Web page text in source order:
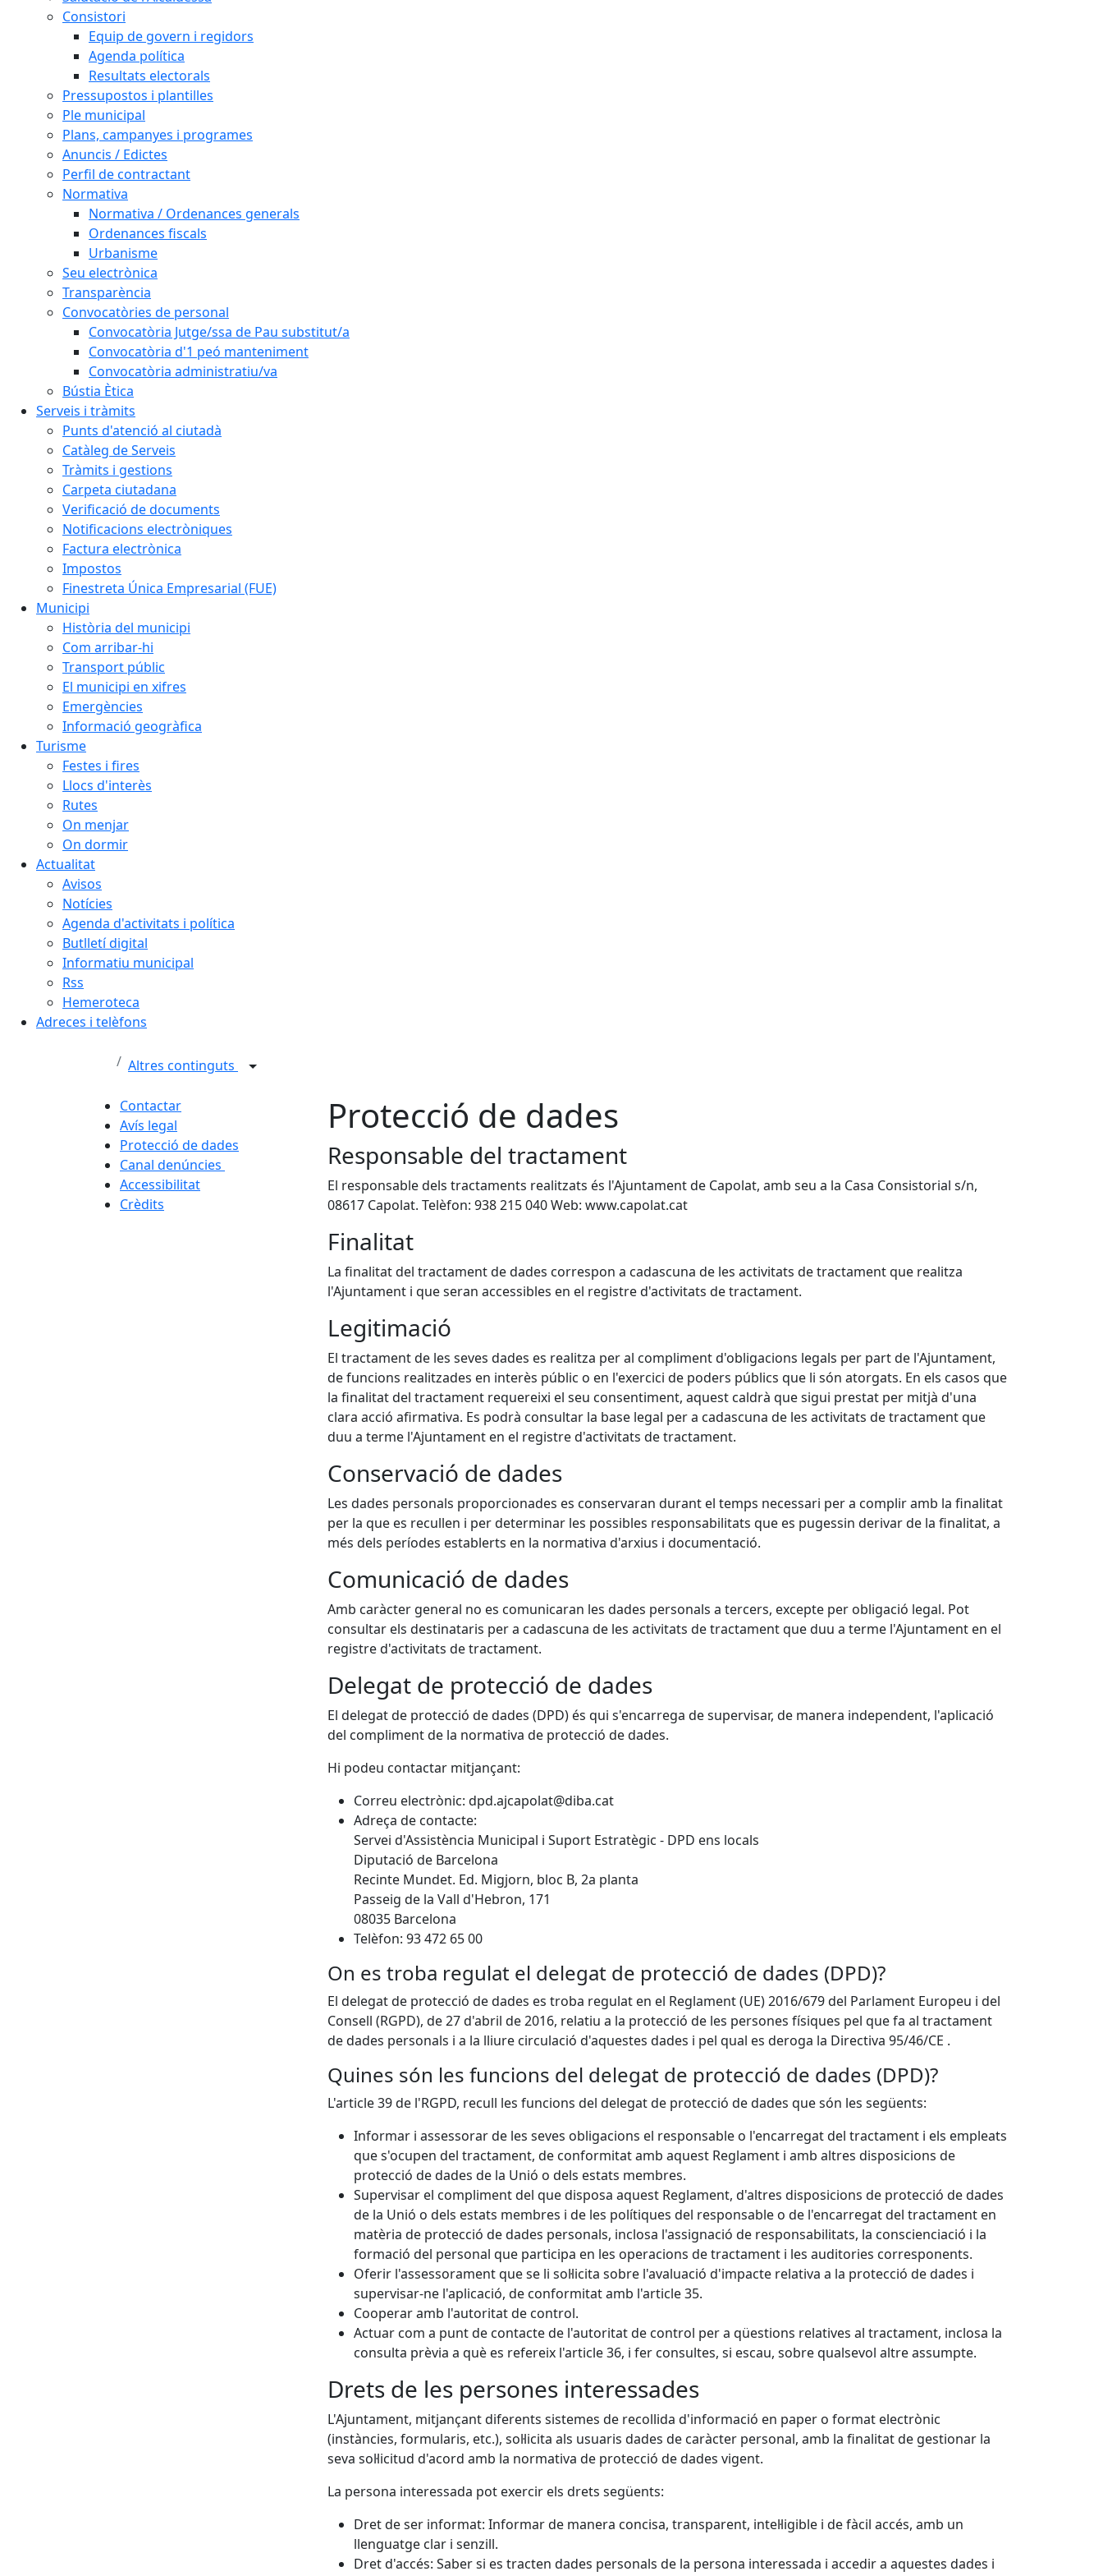
Consistori
Equip de govern i regidors
Agenda política
Resultats electorals
Pressupostos i plantilles
Ple municipal
Plans, campanyes i programes
Anuncis / Edictes
Perfil de contractant
Normativa
Normativa / Ordenances generals
Ordenances fiscals
Urbanisme
Seu electrònica
Transparència
Convocatòries de personal
Convocatòria Jutge/ssa de Pau substitut/a
Convocatòria d'1 peó manteniment
Convocatòria administratiu/va
Bústia Ètica
Serveis i tràmits
Punts d'atenció al ciutadà
Catàleg de Serveis
Tràmits i gestions
Carpeta ciutadana
Verificació de documents
Notificacions electròniques
Factura electrònica
Impostos
Finestreta Única Empresarial (FUE)
Municipi
Història del municipi
Com arribar-hi
Transport públic
El municipi en xifres
Emergències
Informació geogràfica
Turisme
Festes i fires
Llocs d'interès
Rutes
On menjar
On dormir
Actualitat
Avisos
Notícies
Agenda d'activitats i política
Butlletí digital
Informatiu municipal
Rss
Hemeroteca
Adreces i telèfons
Altres continguts
Contactar
Avís legal
Protecció de dades
Canal denúncies
Accessibilitat
Crèdits
Protecció de dades
Responsable del tractament
El responsable dels tractaments realitzats és l'Ajuntament de Capolat, amb seu a la Casa Consistorial s/n,
08617 Capolat. Telèfon: 938 215 040 Web: www.capolat.cat
Finalitat
La finalitat del tractament de dades correspon a cadascuna de les activitats de tractament que realitza
l'Ajuntament i que seran accessibles en el registre d'activitats de tractament.
Legitimació
El tractament de les seves dades es realitza per al compliment d'obligacions legals per part de l'Ajuntament,
de funcions realitzades en interès públic o en l'exercici de poders públics que li són atorgats. En els casos que
la finalitat del tractament requereixi el seu consentiment, aquest caldrà que sigui prestat per mitjà d'una
clara acció afirmativa. Es podrà consultar la base legal per a cadascuna de les activitats de tractament que
duu a terme l'Ajuntament en el registre d'activitats de tractament.
Conservació de dades
Les dades personals proporcionades es conservaran durant el temps necessari per a complir amb la finalitat
per la que es recullen i per determinar les possibles responsabilitats que es pugessin derivar de la finalitat, a
més dels períodes establerts en la normativa d'arxius i documentació.
Comunicació de dades
Amb caràcter general no es comunicaran les dades personals a tercers, excepte per obligació legal. Pot
consultar els destinataris per a cadascuna de les activitats de tractament que duu a terme l'Ajuntament en el
registre d'activitats de tractament.
Delegat de protecció de dades
El delegat de protecció de dades (DPD) és qui s'encarrega de supervisar, de manera independent, l'aplicació
del compliment de la normativa de protecció de dades.
Hi podeu contactar mitjançant:
Correu electrònic: dpd.ajcapolat@diba.cat
Adreça de contacte:
Servei d'Assistència Municipal i Suport Estratègic - DPD ens locals
Diputació de Barcelona
Recinte Mundet. Ed. Migjorn, bloc B, 2a planta
Passeig de la Vall d'Hebron, 171
08035 Barcelona
Telèfon: 93 472 65 00
On es troba regulat el delegat de protecció de dades (DPD)?
El delegat de protecció de dades es troba regulat en el Reglament (UE) 2016/679 del Parlament Europeu i del
Consell (RGPD), de 27 d'abril de 2016, relatiu a la protecció de les persones físiques pel que fa al tractament
de dades personals i a la lliure circulació d'aquestes dades i pel qual es deroga la Directiva 95/46/CE .
Quines són les funcions del delegat de protecció de dades (DPD)?
L'article 39 de l'RGPD, recull les funcions del delegat de protecció de dades que són les següents:
Informar i assessorar de les seves obligacions el responsable o l'encarregat del tractament i els empleats
que s'ocupen del tractament, de conformitat amb aquest Reglament i amb altres disposicions de
protecció de dades de la Unió o dels estats membres.
Supervisar el compliment del que disposa aquest Reglament, d'altres disposicions de protecció de dades
de la Unió o dels estats membres i de les polítiques del responsable o de l'encarregat del tractament en
matèria de protecció de dades personals, inclosa l'assignació de responsabilitats, la conscienciació i la
formació del personal que participa en les operacions de tractament i les auditories corresponents.
Oferir l'assessorament que se li sol·licita sobre l'avaluació d'impacte relativa a la protecció de dades i
supervisar-ne l'aplicació, de conformitat amb l'article 35.
Cooperar amb l'autoritat de control.
Actuar com a punt de contacte de l'autoritat de control per a qüestions relatives al tractament, inclosa la
consulta prèvia a què es refereix l'article 36, i fer consultes, si escau, sobre qualsevol altre assumpte.
Drets de les persones interessades
L'Ajuntament, mitjançant diferents sistemes de recollida d'informació en paper o format electrònic
(instàncies, formularis, etc.), sol·licita als usuaris dades de caràcter personal, amb la finalitat de gestionar la
seva sol·licitud d'acord amb la normativa de protecció de dades vigent.
La persona interessada pot exercir els drets següents:
Dret de ser informat: Informar de manera concisa, transparent, intel·ligible i de fàcil accés, amb un
llenguatge clar i senzill.
Dret d'accés: Saber si es tracten dades personals de la persona interessada i accedir a aquestes dades i